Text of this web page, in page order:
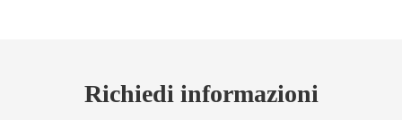
Richiedi informazioni